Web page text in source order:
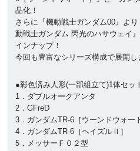
品化！
さらに『機動戦士ガンダム00』よ
動戦士ガンダム 閃光のハサウェイ
インナップ！
今回も豊富なシリーズ構成で展開し
●彩色済み人形(一部組立て)1体セッ
1．ダブルオークアンタ
2．GFreD
3．ガンダムTR-6［ウーンドウォー
4．ガンダムTR-6［ヘイズルⅡ］
5．メッサーＦ０２型